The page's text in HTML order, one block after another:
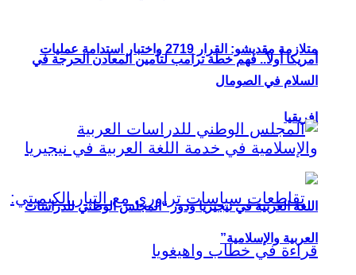
أمريكا أولاً.. فهم خطة ترامب لتأمين المعادن الحرجة في
إفريقيا
متلازمة مقديشو: القرار 2719 واختبار استدامة عمليات
السلام في الصومال
اللغة العربية في نيجيريا ودور “المجلس الوطني للدراسات
العربية والإسلامية”